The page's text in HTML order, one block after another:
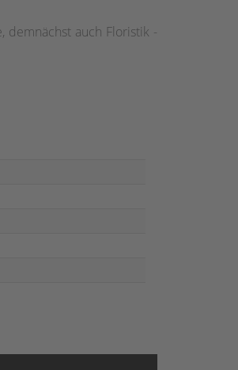
demnächst auch Floristik -